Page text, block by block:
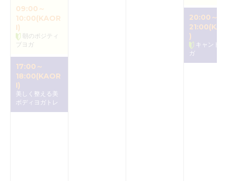
09:00～
10:00(KAOR
I)
朝のポジティ
ブヨガ
17:00～
18:00(KAOR
I)
美しく整える美
ボディヨガトレ
20:00～
)
キャンド
ガ